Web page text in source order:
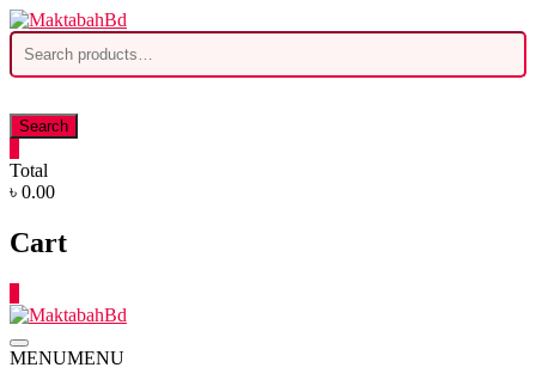
Skip
to
content
Search
for:
Search
Total
৳ 0.00
Cart
MENUMENU